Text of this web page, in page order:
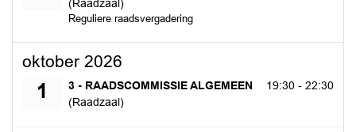
(Raadzaal)
Reguliere raadsvergadering
oktober 2026
1
3 - RAADSCOMMISSIE ALGEMEEN
(Raadzaal)
donderdag 1 oktober 2026 19:30 - 22:30